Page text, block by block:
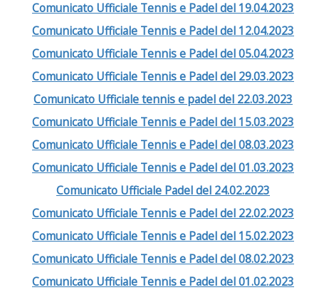
Comunicato Ufficiale Tennis e Padel del 19.04.2023
Comunicato Ufficiale Tennis e Padel del 12.04.2023
Comunicato Ufficiale Tennis e Padel del 05.04.2023
Comunicato Ufficiale Tennis e Padel del 29.03.2023
Comunicato Ufficiale tennis e padel del 22.03.2023
Comunicato Ufficiale Tennis e Padel del 15.03.2023
Comunicato Ufficiale Tennis e Padel del 08.03.2023
Comunicato Ufficiale Tennis e Padel del 01.03.2023
Comunicato Ufficiale Padel del 24.02.2023
Comunicato Ufficiale Tennis e Padel del 22.02.2023
Comunicato Ufficiale Tennis e Padel del 15.02.2023
Comunicato Ufficiale Tennis e Padel del 08.02.2023
Comunicato Ufficiale Tennis e Padel del 01.02.2023